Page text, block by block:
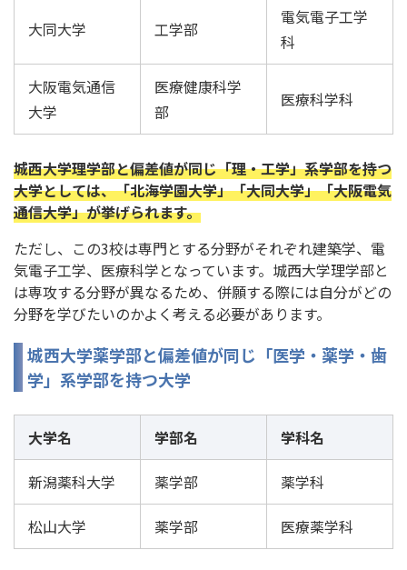
大同大学 工学部
電気電子工学
科
大阪電気通信
大学
医療健康科学
部
医療科学科
城西大学理学部と偏差値が同じ「理・工学」系学部を持つ
大学としては、「北海学園大学」「大同大学」「大阪電気
通信大学」が挙げられます。
ただし、この3校は専門とする分野がそれぞれ建築学、電
気電子工学、医療科学となっています。城西大学理学部と
は専攻する分野が異なるため、併願する際には自分がどの
分野を学びたいのかよく考える必要があります。
城西大学薬学部と偏差値が同じ「医学・薬学・歯
学」系学部を持つ大学
大学名 学部名 学科名
新潟薬科大学 薬学部 薬学科
松山大学 薬学部 医療薬学科